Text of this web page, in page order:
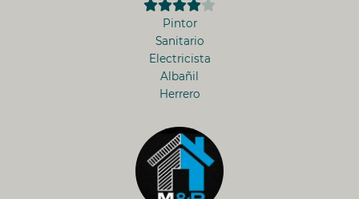
Pintor
Sanitario
Electricista
Albañil
Herrero